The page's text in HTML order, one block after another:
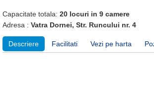
Capacitate totala: 20 locuri in 9 camere
Adresa : Vatra Dornei, Str. Runcului nr. 4
Descriere Facilitati Vezi pe harta